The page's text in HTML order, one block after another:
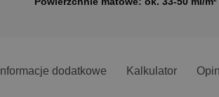
Informacje dodatkowe Kalkulator